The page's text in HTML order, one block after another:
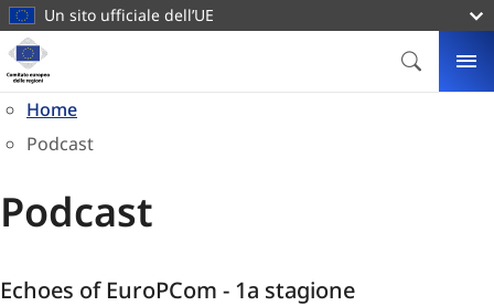
principaleUn sito ufficiale dell’UE
Homepage
Comitato
europeo
delle
regioni
CERCA
Home
Podcast
Podcast
Echoes of EuroPCom - 1a stagione